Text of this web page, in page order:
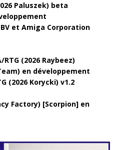
Paluszek) beta
et Amiga Corporation
(2026 Raybeez)
en développement
(2026 Korycki) v1.2
Factory) [Scorpion] en